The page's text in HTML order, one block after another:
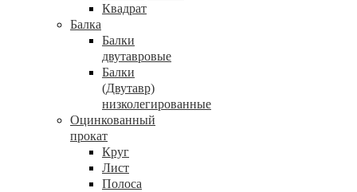
Квадрат
Балка
Балки
двутавровые
Балки
(Двутавр)
низколегированные
Оцинкованный
прокат
Круг
Лист
Полоса